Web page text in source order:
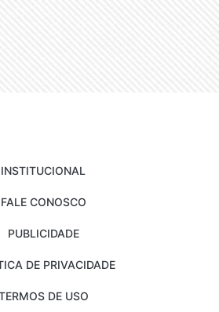
INSTITUCIONAL
FALE CONOSCO
PUBLICIDADE
DE PRIVACIDADE
DE USO